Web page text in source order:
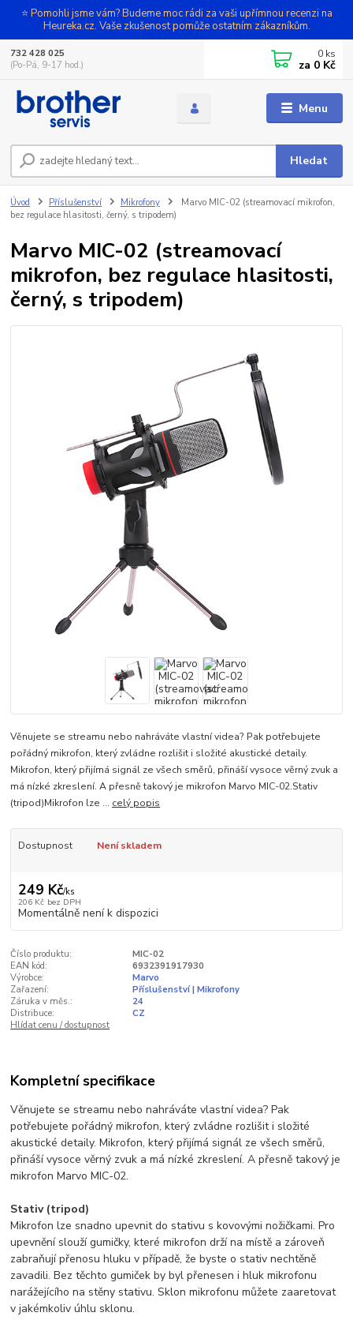
⭐ Pomohli jsme vám? Budeme moc rádi za vaši upřímnou recenzi na
Heureka.cz. Vaše zkušenost pomůže ostatním zákazníkům.
Menu
Hledat
732 428 025
(Po-Pá, 9-17 hod.)
0 ks
za 0 Kč
Úvod Příslušenství Mikrofony
Marvo MIC-02 (streamovací mikrofon,
bez regulace hlasitosti, černý, s tripodem)
Marvo MIC-02 (streamovací
mikrofon, bez regulace hlasitosti,
černý, s tripodem)
Věnujete se streamu nebo nahráváte vlastní videa? Pak potřebujete
pořádný mikrofon, který zvládne rozlišit i složité akustické detaily.
Mikrofon, který přijímá signál ze všech směrů, přináší vysoce věrný zvuk a
má nízké zkreslení. A přesně takový je mikrofon Marvo MIC-02.Stativ
(tripod)Mikrofon lze ... celý popis
Dostupnost Není skladem
249 Kč/ks
206 Kč bez DPH
Momentálně není k dispozici
Číslo produktu:
MIC-02
EAN kód:
6932391917930
Výrobce:
Marvo
Zařazení:
Příslušenství | Mikrofony
Záruka v měs.:
24
Distribuce:
CZ
Hlídat cenu / dostupnost
Kompletní specifikace
Věnujete se streamu nebo nahráváte vlastní videa? Pak
potřebujete pořádný mikrofon, který zvládne rozlišit i složité
akustické detaily. Mikrofon, který přijímá signál ze všech směrů,
přináší vysoce věrný zvuk a má nízké zkreslení. A přesně takový je
mikrofon Marvo MIC-02.
Stativ (tripod)
Mikrofon lze snadno upevnit do stativu s kovovými nožičkami. Pro
upevnění slouží gumičky, které mikrofon drží na místě a zároveň
zabraňují přenosu hluku v případě, že byste o stativ nechtěně
zavadili. Bez těchto gumiček by byl přenesen i hluk mikrofonu
narážejícího na stěny stativu. Sklon mikrofonu můžete zaaretovat
v jakémkoliv úhlu sklonu.